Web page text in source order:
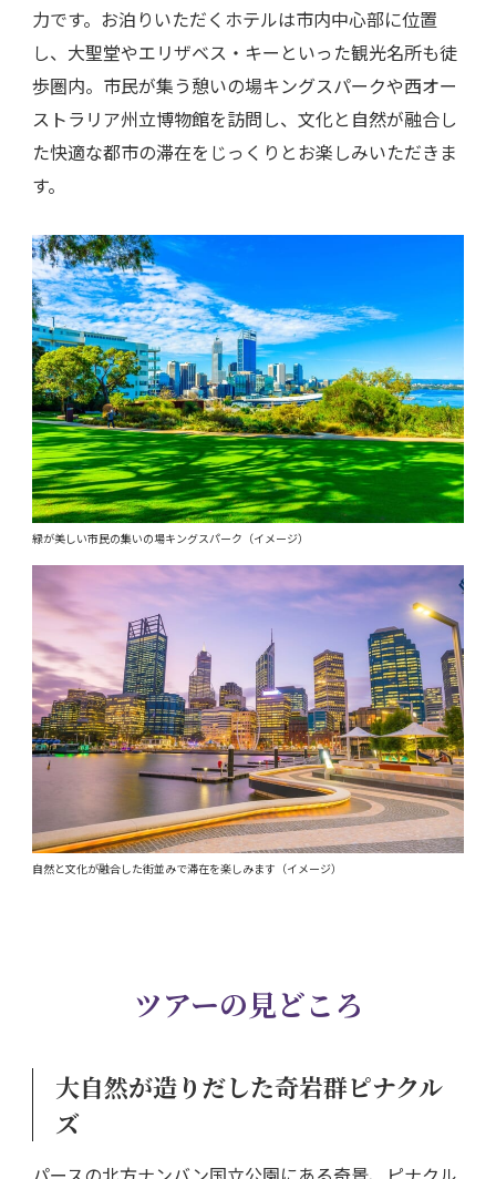
力です。お泊りいただくホテルは市内中心部に位置
し、大聖堂やエリザベス・キーといった観光名所も徒
歩圏内。市民が集う憩いの場キングスパークや西オー
ストラリア州立博物館を訪問し、文化と自然が融合し
た快適な都市の滞在をじっくりとお楽しみいただきま
す。
緑が美しい市民の集いの場キングスパーク（イメージ）
自然と文化が融合した街並みで滞在を楽しみます（イメージ）
ツアーの見どころ
大自然が造りだした奇岩群ピナクル
ズ